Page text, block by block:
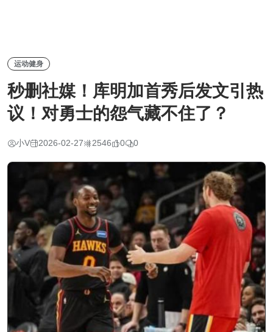
运动健身
秒删社媒！库明加首秀后发文引热
议！对勇士的怨气藏不住了？
小V 2026-02-27 2546 0 0